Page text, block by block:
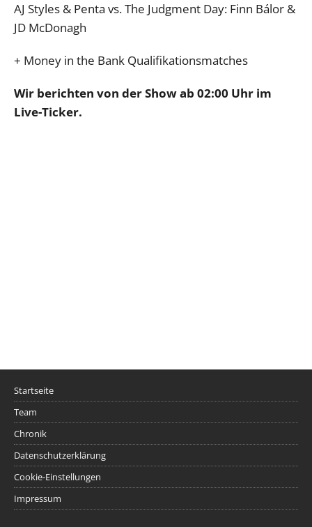
AJ Styles & Penta vs. The Judgment Day: Finn Bálor &
JD McDonagh
+ Money in the Bank Qualifikationsmatches
Wir berichten von der Show ab 02:00 Uhr im
Live-Ticker.
Startseite
Team
Chronik
Datenschutzerklärung
Cookie-Einstellungen
Impressum